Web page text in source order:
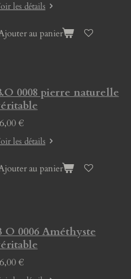
les détails
au panier
0008 pierre naturelle
€
les détails
au panier
O 0006 Améthyste
€